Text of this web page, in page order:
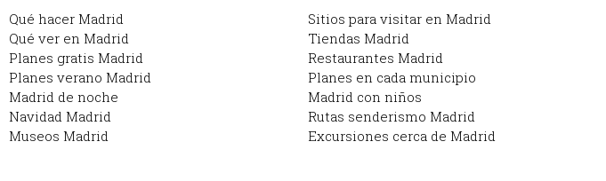
Qué hacer Madrid
Qué ver en Madrid
Planes gratis Madrid
Planes verano Madrid
Madrid de noche
Navidad Madrid
Museos Madrid
Sitios para visitar en Madrid
Tiendas Madrid
Restaurantes Madrid
Planes en cada municipio
Madrid con niños
Rutas senderismo Madrid
Excursiones cerca de Madrid